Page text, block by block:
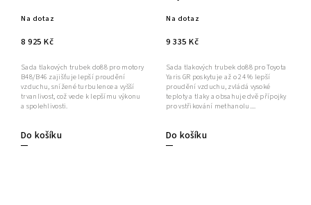
Na dotaz
8 925 Kč
Do košíku
Sada tlakových trubek do88 pro motory
B48/B46 zajišťuje lepší proudění
vzduchu, snížené turbulence a vyšší
trvanlivost, což vede k lepšímu výkonu
a spolehlivosti.
Na dotaz
9 335 Kč
Do košíku
Sada tlakových trubek do88 pro Toyota
Yaris GR poskytuje až o 24 % lepší
proudění vzduchu, zvládá vysoké
teploty a tlaky a obsahuje dvě přípojky
pro vstřikování methanolu....